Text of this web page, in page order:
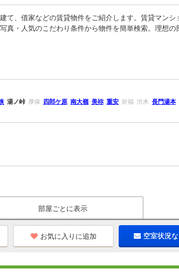
て、借家などの賃貸物件をご紹介します。賃貸マン
真・人気のこだわり条件から物件を簡単検索。理想
湯ノ峠 厚保 四郎ケ原 南大嶺 美祢 重安 於福 渋木 長門湯本
部屋ごとに表示
お気に入りに追加 空室状況